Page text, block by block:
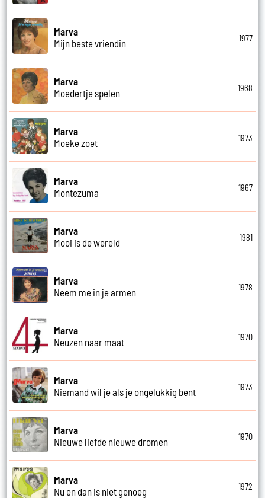
Marva
Mijn beste vriendin
1977
Marva
Moedertje spelen
1968
Marva
Moeke zoet
1973
Marva
Montezuma
1967
Marva
Mooi is de wereld
1981
Marva
Neem me in je armen
1978
Marva
Neuzen naar maat
1970
Marva
Niemand wil je als je ongelukkig bent
1973
Marva
Nieuwe liefde nieuwe dromen
1970
Marva
Nu en dan is niet genoeg
1972